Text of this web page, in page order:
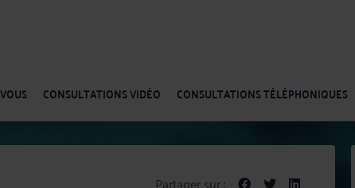
CONSULTATIONS VIDÉO CONSULTATIONS TÉLÉPHONIQUES
Partager sur :